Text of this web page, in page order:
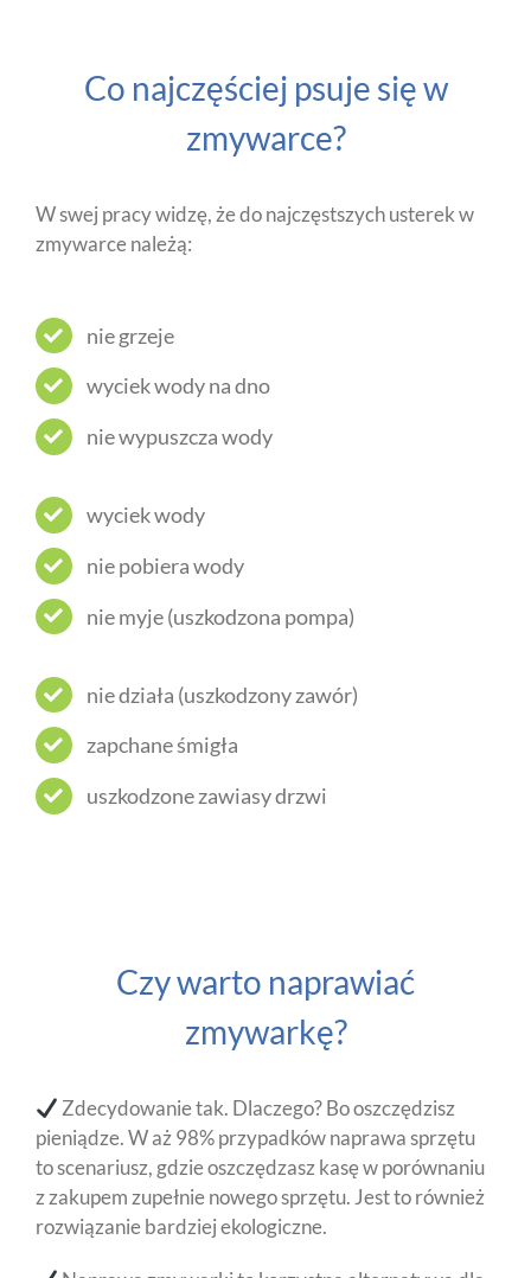
Co najczęściej psuje się w
zmywarce?
W swej pracy widzę, że do najczęstszych usterek w
zmywarce należą:
nie grzeje
wyciek wody na dno
nie wypuszcza wody
wyciek wody
nie pobiera wody
nie myje (uszkodzona pompa)
nie działa (uszkodzony zawór)
zapchane śmigła
uszkodzone zawiasy drzwi
Czy warto naprawiać
zmywarkę?
Zdecydowanie tak. Dlaczego? Bo oszczędzisz
pieniądze. W aż 98% przypadków naprawa sprzętu
to scenariusz, gdzie oszczędzasz kasę w porównaniu
z zakupem zupełnie nowego sprzętu. Jest to również
rozwiązanie bardziej ekologiczne.